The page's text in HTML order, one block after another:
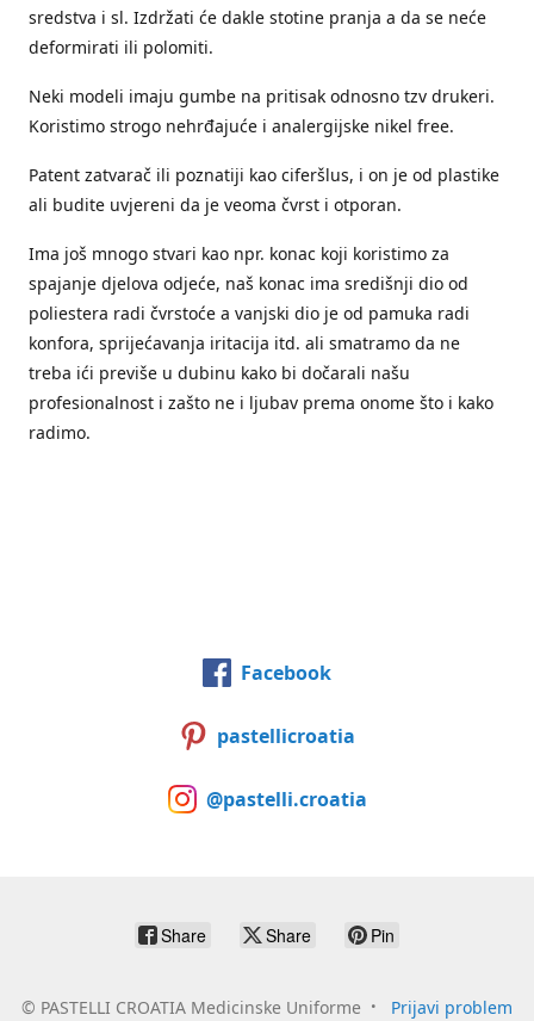
sredstva i sl. Izdržati će dakle stotine pranja a da se neće
deformirati ili polomiti.
Neki modeli imaju gumbe na pritisak odnosno tzv drukeri.
Koristimo strogo nehrđajuće i analergijske nikel free.
Patent zatvarač ili poznatiji kao ciferšlus, i on je od plastike
ali budite uvjereni da je veoma čvrst i otporan.
Ima još mnogo stvari kao npr. konac koji koristimo za
spajanje djelova odjeće, naš konac ima središnji dio od
poliestera radi čvrstoće a vanjski dio je od pamuka radi
konfora, sprijećavanja iritacija itd. ali smatramo da ne
treba ići previše u dubinu kako bi dočarali našu
profesionalnost i zašto ne i ljubav prema onome što i kako
radimo.
Facebook
pastellicroatia
@pastelli.croatia
Share Share Pin
© PASTELLI CROATIA Medicinske Uniforme Prijavi problem